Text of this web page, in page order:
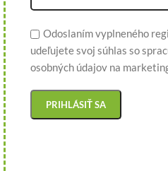
Odoslaním vyplneného
udeľujete svoj súhlas so
osobných údajov na